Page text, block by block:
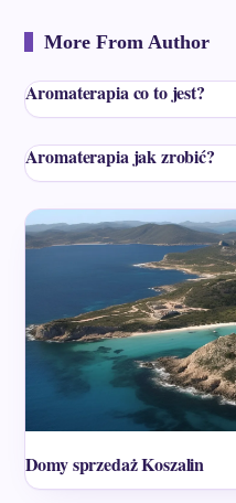
More From Author
Aromaterapia co to jest?
Aromaterapia jak zrobić?
Domy sprzedaż Koszalin